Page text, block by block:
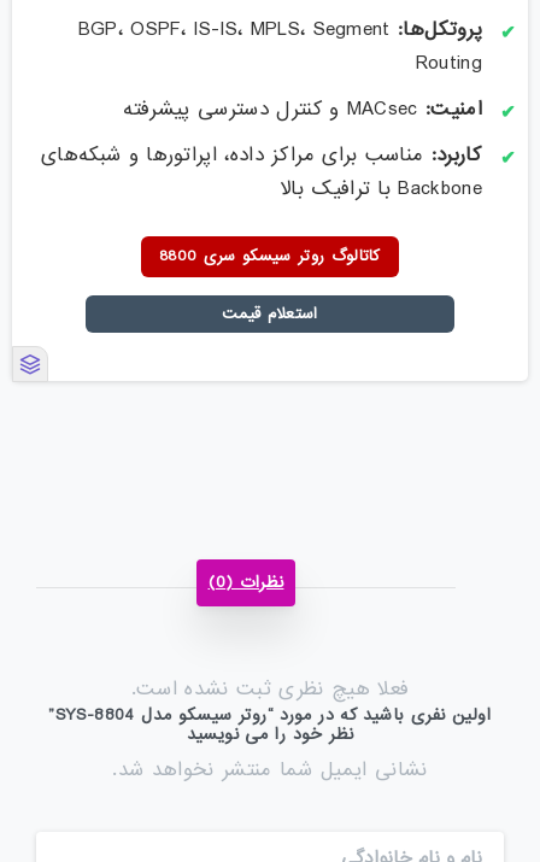
پروتکل‌ها: BGP، OSPF، IS-IS، MPLS، Segment
Routing
امنیت:
کاربرد: مناسب برای مراکز داده، اپراتورها و شبکه‌های
Backbone با ترافیک بالا
کاتالوگ روتر سیسکو سری 8800
استعلام قیمت
نظرات (0)
فعلا هیچ نظری ثبت نشده است.
اولین نفری باشید که در مورد “روتر سیسکو مدل 8804-SYS”
نظر خود را می نویسید
نشانی ایمیل شما منتشر نخواهد شد.